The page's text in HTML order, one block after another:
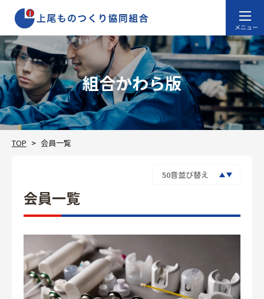
組合かわら版
TOP 会員一覧
会員一覧